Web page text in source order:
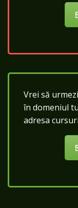
Vrei să
în domeniul
adresa